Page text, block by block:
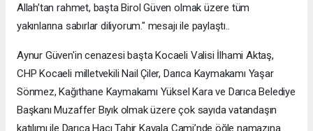
Allah’tan rahmet, başta Birol Güven olmak üzere tüm
yakınlarına sabırlar diliyorum." mesajı ile paylaştı..
Aynur Güven'in cenazesi başta Kocaeli Valisi İlhami Aktaş,
CHP Kocaeli milletvekili Nail Çiler, Darıca Kaymakamı Yaşar
Sönmez, Kağıthane Kaymakamı Yüksel Kara ve Darıca Belediye
Başkanı Muzaffer Bıyık olmak üzere çok sayıda vatandaşın
katılımı ile Darıca Hacı Tahir Kavala Cami’nde öğle namazına